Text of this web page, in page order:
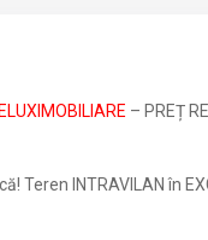
– PREȚ
Teren INTRAVILAN în